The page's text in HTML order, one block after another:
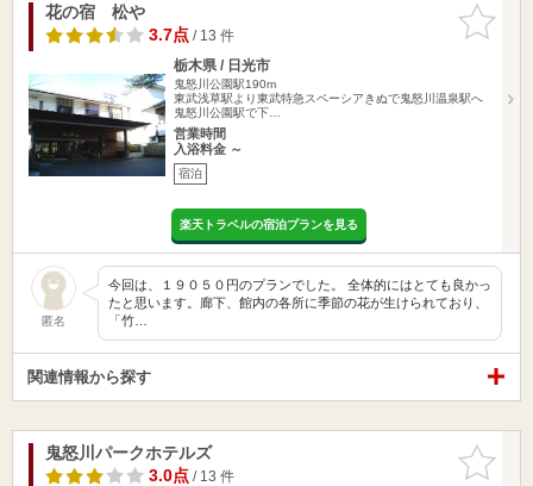
お気に入
りに追加
花の宿 松や
3.7点/ 13 件
栃木県 / 日光市
鬼怒川公園駅190m
東武浅草駅より東武特急スペーシアきぬで鬼怒川温泉駅へ
鬼怒川公園駅で下…
営業時間
入浴料金 ～
宿泊
楽天トラベルの宿泊プランを見る
匿名
今回は、１９０５０円のプランでした。 全体的にはとても良かっ
たと思います。廊下、館内の各所に季節の花が生けられており、
「竹…
関連情報から探す
お気に入
りに追加
鬼怒川パークホテルズ
3.0点/ 13 件